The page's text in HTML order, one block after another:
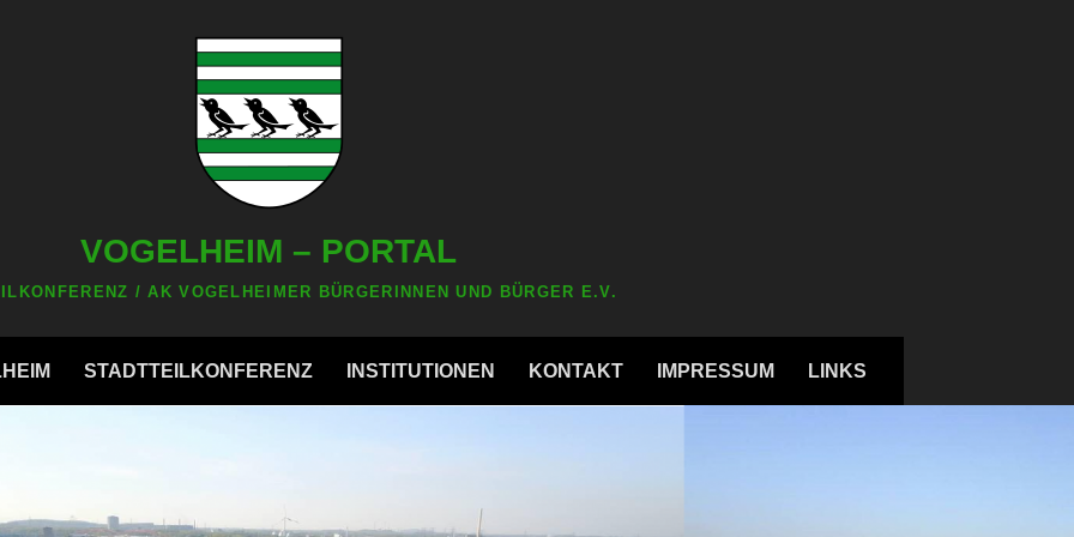
VOGELHEIM – PORTAL
/ AK VOGELHEIMER BÜRGERINNEN UND BÜRGER E.V.
STADTTEILKONFERENZ INSTITUTIONEN KONTAKT IMPRESSUM LINKS